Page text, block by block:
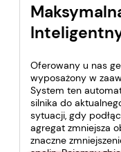
Oferowany u nas
wyposażony w
System ten
silnika do
sytuacji, gdy
agregat zmniejsza
znaczne